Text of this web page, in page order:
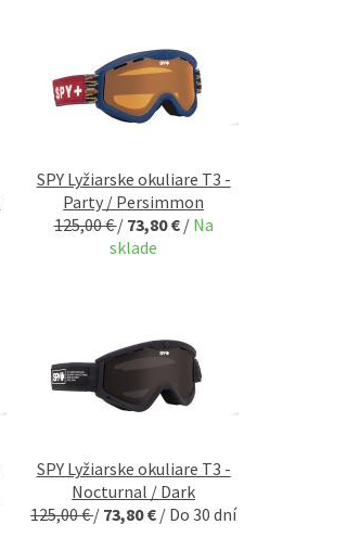
SPY Lyžiarske okuliare T3 -
Party / Persimmon
125,00 €/ 73,80 € / Na
sklade
SPY Lyžiarske okuliare T3 -
Nocturnal / Dark
125,00 €/ 73,80 € / Do 30 dní